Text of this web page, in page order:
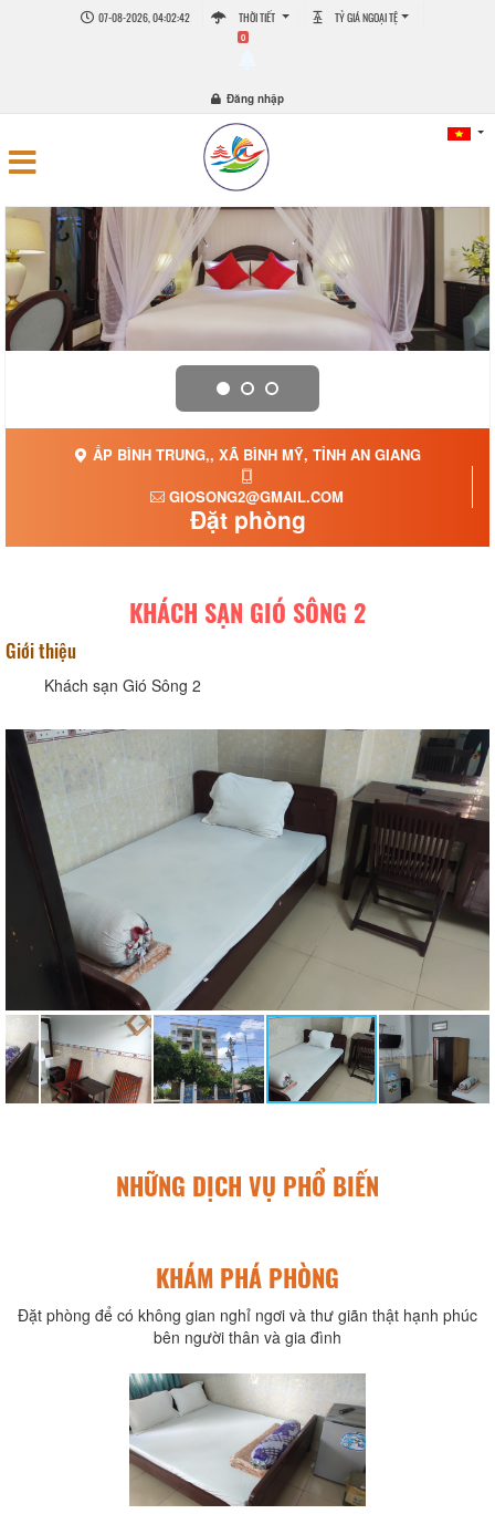
07-08-2026, 04:02:42 THỜI TIẾT TỶ GIÁ NGOẠI TỆ
0
Đăng nhập
ẤP BÌNH TRUNG,, XÃ BÌNH MỸ, TỈNH AN GIANG
GIOSONG2@GMAIL.COM
Đặt phòng
KHÁCH SẠN GIÓ SÔNG 2
Giới thiệu
Khách sạn Gió Sông 2
NHỮNG DỊCH VỤ PHỔ BIẾN
KHÁM PHÁ PHÒNG
Đặt phòng để có không gian nghỉ ngơi và thư giãn thật hạnh phúc
bên người thân và gia đình